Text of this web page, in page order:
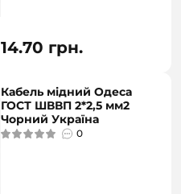
14.70 грн.
Кабель мідний Одеса
ГОСТ ШВВП 2*2,5 мм2
Чорний Україна
0